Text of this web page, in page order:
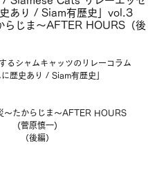
あり / Siam有歷史」vol.3
じま〜AFTER HOURS（後
るシャムキャッツのリレーコラム
に歴史あり / Siam有歷史」
たからじま〜AFTER HOURS
(菅原慎一)
（後編）